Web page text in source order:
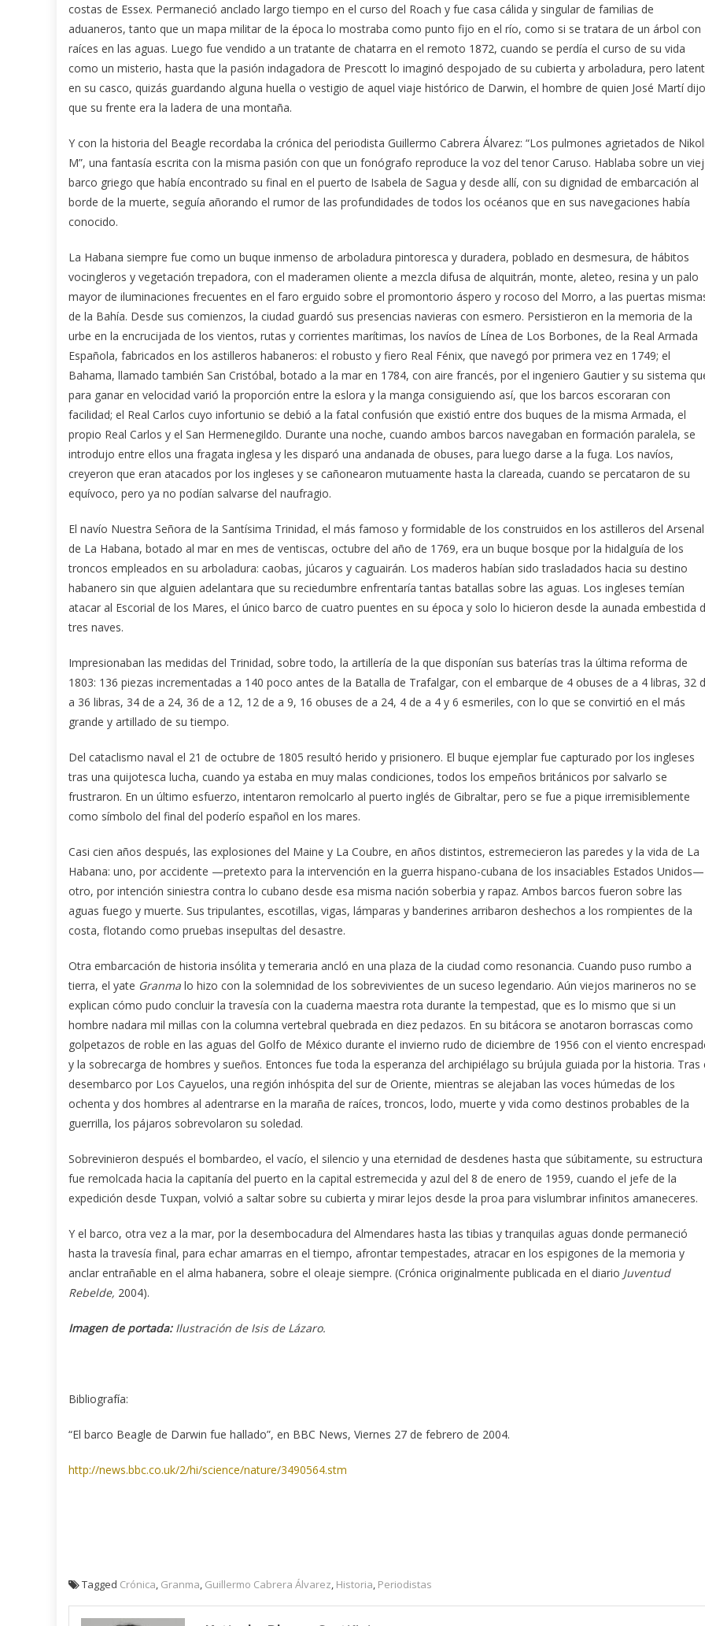
costas de Essex. Permaneció anclado largo tiempo en el curso del Roach y fue casa cálida y singular de familias de
aduaneros, tanto que un mapa militar de la época lo mostraba como punto fijo en el río, como si se tratara de un árbol con
raíces en las aguas. Luego fue vendido a un tratante de chatarra en el remoto 1872, cuando se perdía el curso de su vida
como un misterio, hasta que la pasión indagadora de Prescott lo imaginó despojado de su cubierta y arboladura, pero
en su casco, quizás guardando alguna huella o vestigio de aquel viaje histórico de Darwin, el hombre de quien José Martí dijo
que su frente era la ladera de una montaña.
Y con la historia del Beagle recordaba la crónica del periodista Guillermo Cabrera Álvarez: “Los pulmones agrietados de
M”, una fantasía escrita con la misma pasión con que un fonógrafo reproduce la voz del tenor Caruso. Hablaba sobre un
barco griego que había encontrado su final en el puerto de Isabela de Sagua y desde allí, con su dignidad de embarcación al
borde de la muerte, seguía añorando el rumor de las profundidades de todos los océanos que en sus navegaciones había
conocido.
La Habana siempre fue como un buque inmenso de arboladura pintoresca y duradera, poblado en desmesura, de hábitos
vocingleros y vegetación trepadora, con el maderamen oliente a mezcla difusa de alquitrán, monte, aleteo, resina y un palo
mayor de iluminaciones frecuentes en el faro erguido sobre el promontorio áspero y rocoso del Morro, a las puertas
de la Bahía. Desde sus comienzos, la ciudad guardó sus presencias navieras con esmero. Persistieron en la memoria de la
urbe en la encrucijada de los vientos, rutas y corrientes marítimas, los navíos de Línea de Los Borbones, de la Real Armada
Española, fabricados en los astilleros habaneros: el robusto y fiero Real Fénix, que navegó por primera vez en 1749; el
Bahama, llamado también San Cristóbal, botado a la mar en 1784, con aire francés, por el ingeniero Gautier y su sistema
para ganar en velocidad varió la proporción entre la eslora y la manga consiguiendo así, que los barcos escoraran con
facilidad; el Real Carlos cuyo infortunio se debió a la fatal confusión que existió entre dos buques de la misma Armada, el
propio Real Carlos y el San Hermenegildo. Durante una noche, cuando ambos barcos navegaban en formación paralela, se
introdujo entre ellos una fragata inglesa y les disparó una andanada de obuses, para luego darse a la fuga. Los navíos,
creyeron que eran atacados por los ingleses y se cañonearon mutuamente hasta la clareada, cuando se percataron de su
equívoco, pero ya no podían salvarse del naufragio.
El navío Nuestra Señora de la Santísima Trinidad, el más famoso y formidable de los construidos en los astilleros del Arsenal
de La Habana, botado al mar en mes de ventiscas, octubre del año de 1769, era un buque bosque por la hidalguía de los
troncos empleados en su arboladura: caobas, júcaros y caguairán. Los maderos habían sido trasladados hacia su destino
habanero sin que alguien adelantara que su reciedumbre enfrentaría tantas batallas sobre las aguas. Los ingleses temían
atacar al Escorial de los Mares, el único barco de cuatro puentes en su época y solo lo hicieron desde la aunada embestida
tres naves.
Impresionaban las medidas del Trinidad, sobre todo, la artillería de la que disponían sus baterías tras la última reforma de
1803: 136 piezas incrementadas a 140 poco antes de la Batalla de Trafalgar, con el embarque de 4 obuses de a 4 libras, 32
a 36 libras, 34 de a 24, 36 de a 12, 12 de a 9, 16 obuses de a 24, 4 de a 4 y 6 esmeriles, con lo que se convirtió en el más
grande y artillado de su tiempo.
Del cataclismo naval el 21 de octubre de 1805 resultó herido y prisionero. El buque ejemplar fue capturado por los ingleses
tras una quijotesca lucha, cuando ya estaba en muy malas condiciones, todos los empeños británicos por salvarlo se
frustraron. En un último esfuerzo, intentaron remolcarlo al puerto inglés de Gibraltar, pero se fue a pique irremisiblemente
como símbolo del final del poderío español en los mares.
Casi cien años después, las explosiones del Maine y La Coubre, en años distintos, estremecieron las paredes y la vida de La
Habana: uno, por accidente —pretexto para la intervención en la guerra hispano-cubana de los insaciables Estados
otro, por intención siniestra contra lo cubano desde esa misma nación soberbia y rapaz. Ambos barcos fueron sobre las
aguas fuego y muerte. Sus tripulantes, escotillas, vigas, lámparas y banderines arribaron deshechos a los rompientes de la
costa, flotando como pruebas insepultas del desastre.
Otra embarcación de historia insólita y temeraria ancló en una plaza de la ciudad como resonancia. Cuando puso rumbo a
tierra, el yate Granma lo hizo con la solemnidad de los sobrevivientes de un suceso legendario. Aún viejos marineros no se
explican cómo pudo concluir la travesía con la cuaderna maestra rota durante la tempestad, que es lo mismo que si un
hombre nadara mil millas con la columna vertebral quebrada en diez pedazos. En su bitácora se anotaron borrascas como
golpetazos de roble en las aguas del Golfo de México durante el invierno rudo de diciembre de 1956 con el viento
y la sobrecarga de hombres y sueños. Entonces fue toda la esperanza del archipiélago su brújula guiada por la historia. Tras
desembarco por Los Cayuelos, una región inhóspita del sur de Oriente, mientras se alejaban las voces húmedas de los
ochenta y dos hombres al adentrarse en la maraña de raíces, troncos, lodo, muerte y vida como destinos probables de la
guerrilla, los pájaros sobrevolaron su soledad.
Sobrevinieron después el bombardeo, el vacío, el silencio y una eternidad de desdenes hasta que súbitamente, su estructura
fue remolcada hacia la capitanía del puerto en la capital estremecida y azul del 8 de enero de 1959, cuando el jefe de la
expedición desde Tuxpan, volvió a saltar sobre su cubierta y mirar lejos desde la proa para vislumbrar infinitos amaneceres.
Y el barco, otra vez a la mar, por la desembocadura del Almendares hasta las tibias y tranquilas aguas donde permaneció
hasta la travesía final, para echar amarras en el tiempo, afrontar tempestades, atracar en los espigones de la memoria y
anclar entrañable en el alma habanera, sobre el oleaje siempre. (Crónica originalmente publicada en el diario Juventud
Rebelde, 2004).
Imagen de portada:Ilustración de Isis de Lázaro.
Bibliografía:
“El barco Beagle de Darwin fue hallado”, en BBC News, Viernes 27 de febrero de 2004.
http://news.bbc.co.uk/2/hi/science/nature/3490564.stm
Tagged Crónica, Granma, Guillermo Cabrera Álvarez, Historia, Periodistas